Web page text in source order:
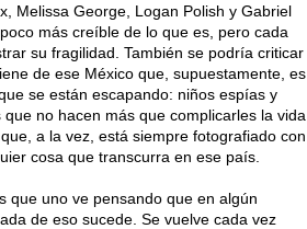
Melissa George, Logan Polish y Gabriel
más creíble de lo que es, pero cada
su fragilidad. También se podría criticar
de ese México que, supuestamente, es
se están escapando: niños espías y
no hacen más que complicarles la vida
a la vez, está siempre fotografiado con
cosa que transcurra en ese país.
que uno ve pensando que en algún
de eso sucede. Se vuelve cada vez